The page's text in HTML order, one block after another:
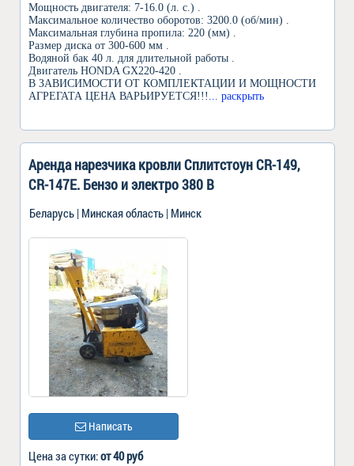
Мощность двигателя: 7-16.0 (л. с.) .
Максимальное количество оборотов: 3200.0 (об/мин) .
Максимальная глубина пропила: 220 (мм) .
Размер диска от 300-600 мм .
Водяной бак 40 л. для длительной работы .
Двигатель HONDA GX220-420 .
В ЗАВИСИМОСТИ ОТ КОМПЛЕКТАЦИИ И МОЩНОСТИ
АГРЕГАТА ЦЕНА ВАРЬИРУЕТСЯ!!!
... раскрыть
Аренда нарезчика кровли Сплитстоун CR-149,
CR-147E. Бензо и электро 380 В
Беларусь | Минская область | Минск
Написать
Цена за сутки:от 40 руб